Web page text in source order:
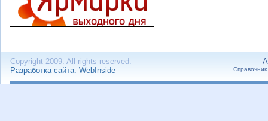
Copyright 2009. All rights reserved.
Разработка сайта: WebInside